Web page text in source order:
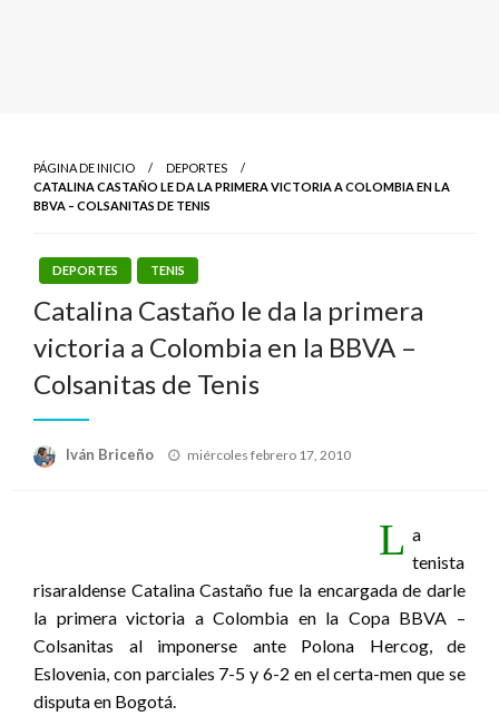
PÁGINA DE INICIO
DEPORTES
CATALINA CASTAÑO LE DA LA PRIMERA VICTORIA A COLOMBIA EN LA
BBVA – COLSANITAS DE TENIS
DEPORTES TENIS
Catalina Castaño le da la primera
victoria a Colombia en la BBVA –
Colsanitas de Tenis
Iván Briceño
Publicado
miércoles febrero 17, 2010
L a
tenista
risaraldense Catalina Castaño fue la encargada de darle
la primera victoria a Colombia en la Copa BBVA –
Colsanitas al imponerse ante Polona Hercog, de
Eslovenia, con parciales 7-5 y 6-2 en el certa-men que se
disputa en Bogotá.